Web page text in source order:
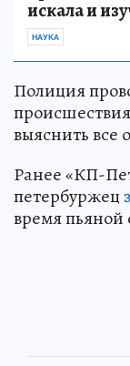
искала и
НАУКА
Полиция
выяснить все
Ранее «КП-
петербуржец
время пьяной